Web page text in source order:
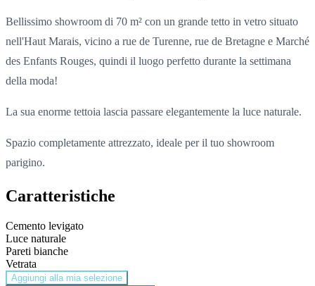
Bellissimo showroom di 70 m² con un grande tetto in vetro situato
nell'Haut Marais, vicino a rue de Turenne, rue de Bretagne e Marché
des Enfants Rouges, quindi il luogo perfetto durante la settimana
della moda!
La sua enorme tettoia lascia passare elegantemente la luce naturale.
Spazio completamente attrezzato, ideale per il tuo showroom
parigino.
Caratteristiche
Cemento levigato
Luce naturale
Pareti bianche
Vetrata
Aggiungi alla mia selezione